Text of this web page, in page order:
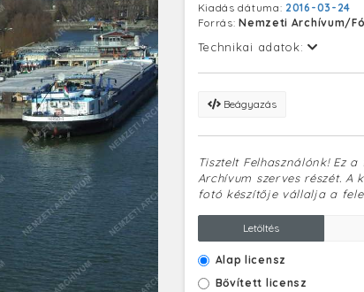
Kiadás dátuma: 2016-03-24
Forrás:Nemzeti Archívum/
Technikai adatok:
Beágyazás
Tisztelt Felhasználónk! Ez
Archívum szerves részét.
fotó készítője vállalja a
Letöltés
Alap licensz
Bővített licensz